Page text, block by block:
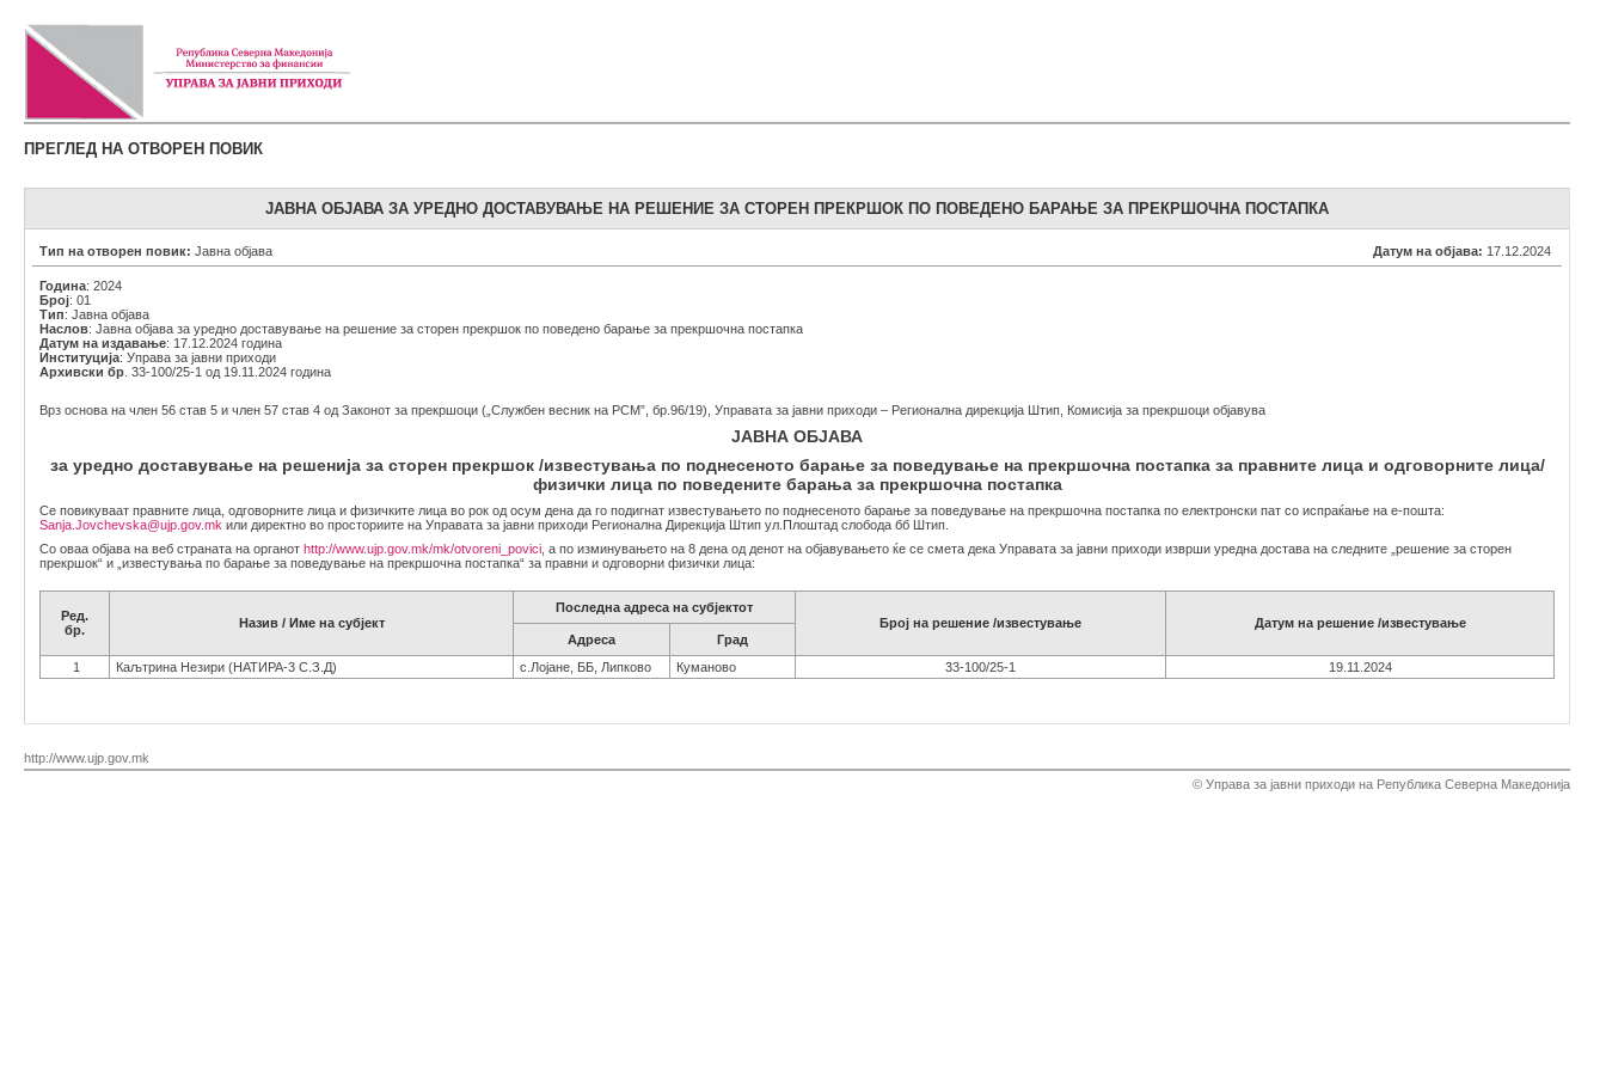
ПРЕГЛЕД НА ОТВОРЕН ПОВИК
ЈАВНА ОБЈАВА ЗА УРЕДНО ДОСТАВУВАЊЕ НА РЕШЕНИЕ ЗА СТОРЕН ПРЕКРШОК ПО ПОВЕДЕНО БАРАЊЕ ЗА ПРЕКРШОЧНА ПОСТАПКА
Тип на отворен повик: Јавна објава Датум на објава: 17.12.2024
Година: 2024
Број: 01
Тип: Јавна објава
Наслов: Јавна објава за уредно доставување на решение за сторен прекршок по поведено барање за прекршочна постапка
Датум на издавање: 17.12.2024 година
Институција: Управа за јавни приходи
Архивски бр . 33-100/25-1 од 19.11.2024 година
Врз основа на член 56 став 5 и член 57 став 4 од Законот за прекршоци („Службен весник на РСМ”, бр.96/19), Управата за јавни приходи – Регионална дирекција Штип, Комисија за прекршоци објавува
ЈАВНА ОБЈАВА
за уредно доставување на решенија за сторен прекршок /известувања по поднесеното барање за поведување на прекршочна постапка за правните лица и одговорните лица/
физички лица по поведените барања за прекршочна постапка
Се повикуваат правните лица, одговорните лица и физичките лица во рок од осум дена да го подигнат известувањето по поднесеното барање за поведување на прекршочна постапка по електронски пат со испраќање на е-пошта:
Sanja.Jovchevska@ujp.gov.mk или директно во просториите на Управата за јавни приходи Регионална Дирекција Штип ул.Плоштад слобода бб Штип.
Со оваа објава на веб страната на органот http://www.ujp.gov.mk/mk/otvoreni_povici , а по изминувањето на 8 дена од денот на објавувањето ќе се смета дека Управата за јавни приходи изврши уредна достава на следните „решение за сторен
прекршок“ и „известувања по барање за поведување на прекршочна постапка“ за правни и одговорни физички лица:
Ред.
бр.
Назив / Име на субјект
Последна адреса на субјектот
Број на решение /известување
Датум на решение /известување
Адреса
Град
1
Каљтрина Незири (НАТИРА-3 С.З.Д) с.Лојане, ББ, Липково Куманово 33-100/25-1 19.11.2024
http://www.ujp.gov.mk
© Управа за јавни приходи на Република Северна Македонија